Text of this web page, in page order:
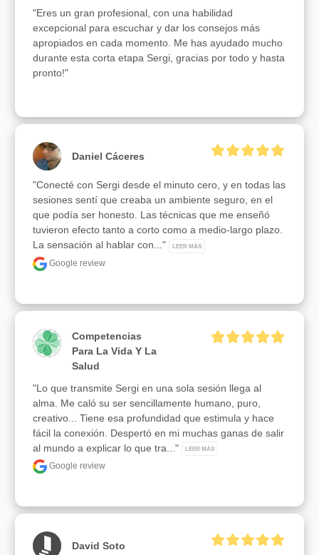
"Eres un gran profesional, con una habilidad
excepcional para escuchar y dar los consejos más
apropiados en cada momento. Me has ayudado mucho
durante esta corta etapa Sergi, gracias por todo y hasta
pronto!"
Daniel Cáceres
"Conecté con Sergi desde el minuto cero, y en todas las
sesiones sentí que creaba un ambiente seguro, en el
que podía ser honesto. Las técnicas que me enseñó
tuvieron efecto tanto a corto como a medio-largo plazo.
La sensación al hablar con..."
LEER MÁS
Google review
Competencias
Para La Vida Y La
Salud
"Lo que transmite Sergi en una sola sesión llega al
alma. Me caló su ser sencillamente humano, puro,
creativo... Tiene esa profundidad que estimula y hace
fácil la conexión. Despertó en mi muchas ganas de salir
al mundo a explicar lo que tra..."
LEER MÁS
Google review
David Soto